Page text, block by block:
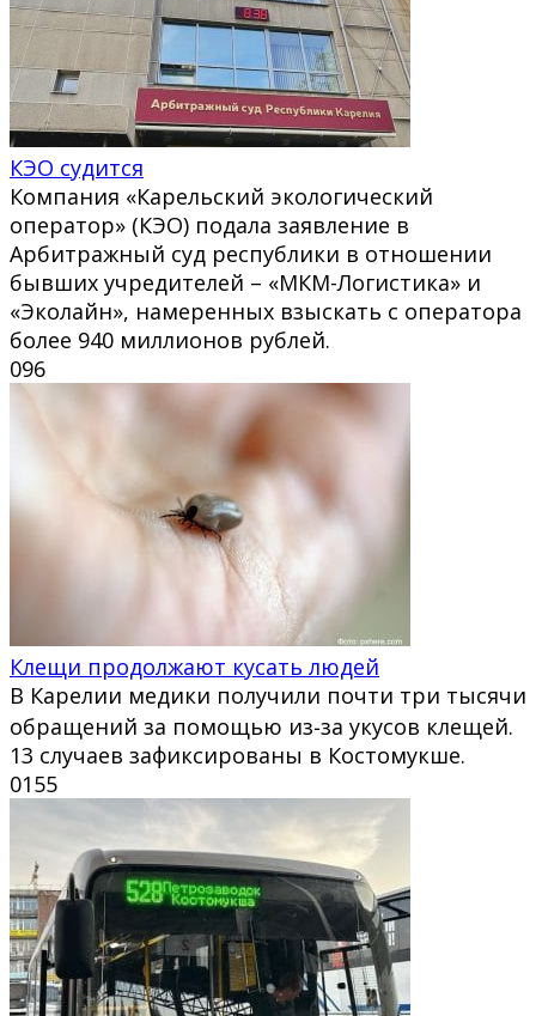
КЭО судится
Компания «Карельский экологический
оператор» (КЭО) подала заявление в
Арбитражный суд республики в отношении
бывших учредителей – «МКМ-Логистика» и
«Эколайн», намеренных взыскать с оператора
более 940 миллионов рублей.
096
Клещи продолжают кусать людей
В Карелии медики получили почти три тысячи
обращений за помощью из‑за укусов клещей.
13 случаев зафиксированы в Костомукше.
0155